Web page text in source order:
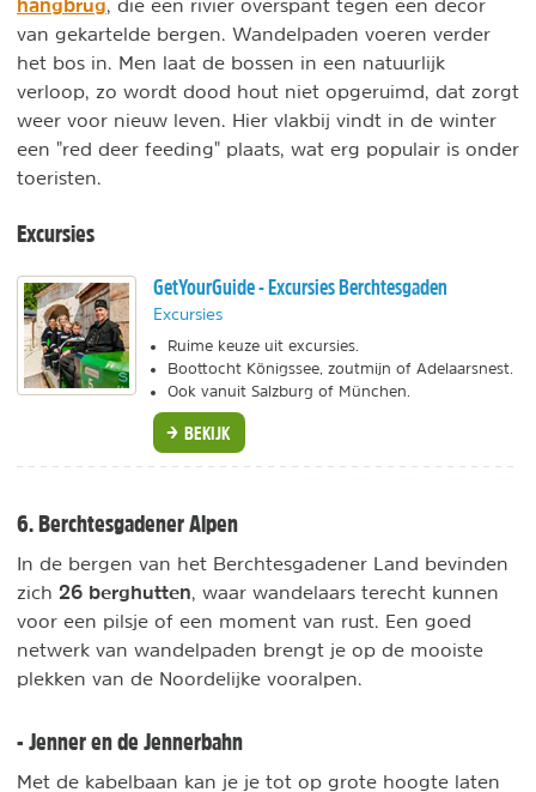
, die een rivier overspant tegen een decor
van gekartelde bergen. Wandelpaden voeren verder
het bos in. Men laat de bossen in een natuurlijk
verloop, zo wordt dood hout niet opgeruimd, dat zorgt
weer voor nieuw leven. Hier vlakbij vindt in de winter
een "red deer feeding" plaats, wat erg populair is onder
toeristen.
Excursies
GetYourGuide - Excursies Berchtesgaden
Excursies
Ruime keuze uit excursies.
Boottocht Königssee, zoutmijn of Adelaarsnest.
Ook vanuit Salzburg of München.
BEKIJK
6. Berchtesgadener Alpen
In de bergen van het Berchtesgadener Land bevinden
zich 26 berghutten , waar wandelaars terecht kunnen
voor een pilsje of een moment van rust. Een goed
netwerk van wandelpaden brengt je op de mooiste
plekken van de Noordelijke vooralpen.
- Jenner en de Jennerbahn
Met de kabelbaan kan je je tot op grote hoogte laten